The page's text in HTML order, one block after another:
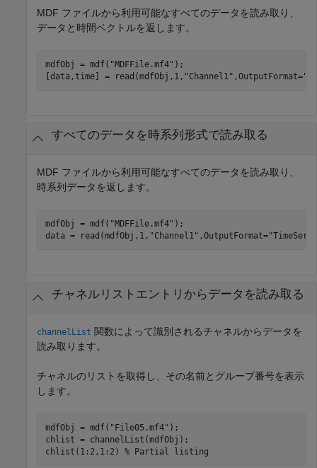
MDF ファイルから利用可能なすべてのデータを読み取り、
データと時間ベクトルを返します。
mdfObj = mdf( "MDFFile.mf4" );
[data,time] = read(mdfObj,1, "Channel1" ,OutputFormat=
すべてのデータを時系列形式で読み取る
MDF ファイルから利用可能なすべてのデータを読み取り、
時系列データを返します。
mdfObj = mdf( "MDFFile.mf4" );
data = read(mdfObj,1, "Channel1" ,OutputFormat=
チャネルリストエントリからデータを読み取る
channelList 関数によって識別されるチャネルからデータを
読み取ります。
チャネルのリストを取得し、その名前とグループ番号を表示
します。
mdfObj = mdf( "File05.mf4" );
chlist = channelList(mdfObj);
chlist(1:2,1:2) % Partial listing